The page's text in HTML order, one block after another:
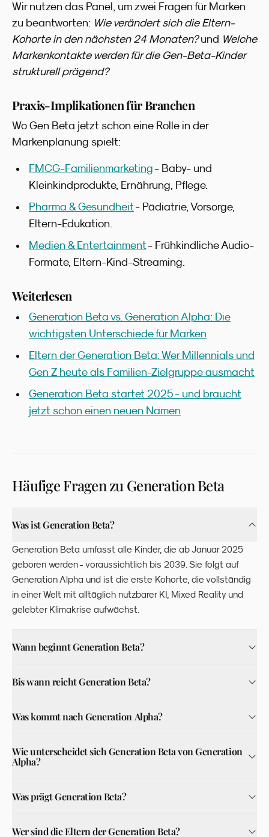
Wir nutzen das Panel, um zwei Fragen für Marken
zu beantworten: Wie verändert sich die Eltern-
Kohorte in den nächsten 24 Monaten?und Welche
Markenkontakte werden für die Gen-Beta-Kinder
strukturell prägend?
Praxis-Implikationen für Branchen
Wo Gen Beta jetzt schon eine Rolle in der
Markenplanung spielt:
FMCG-Familienmarketing - Baby- und
Kleinkindprodukte, Ernährung, Pflege.
Pharma & Gesundheit- Pädiatrie, Vorsorge,
Eltern-Edukation.
Medien & Entertainment- Frühkindliche Audio-
Formate, Eltern-Kind-Streaming.
Weiterlesen
Generation Beta vs. Generation Alpha: Die
wichtigsten Unterschiede für Marken
Eltern der Generation Beta: Wer Millennials und
Gen Z heute als Familien-Zielgruppe ausmacht
Generation Beta startet 2025 - und braucht
jetzt schon einen neuen Namen
Häufige Fragen zu Generation Beta
Was ist Generation Beta?
Generation Beta umfasst alle Kinder, die ab Januar 2025
geboren werden - voraussichtlich bis 2039. Sie folgt auf
Generation Alpha und ist die erste Kohorte, die vollständig
in einer Welt mit alltäglich nutzbarer KI, Mixed Reality und
gelebter Klimakrise aufwächst.
Wann beginnt Generation Beta?
Bis wann reicht Generation Beta?
Was kommt nach Generation Alpha?
Wie unterscheidet sich Generation Beta von Generation
Alpha?
Was prägt Generation Beta?
Wer sind die Eltern der Generation Beta?